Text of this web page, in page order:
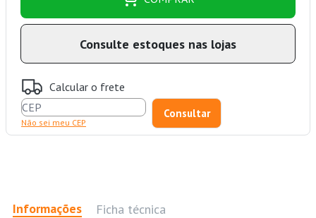
Consulte estoques nas lojas
Calcular o frete
Não sei meu CEP
Informações Ficha técnica